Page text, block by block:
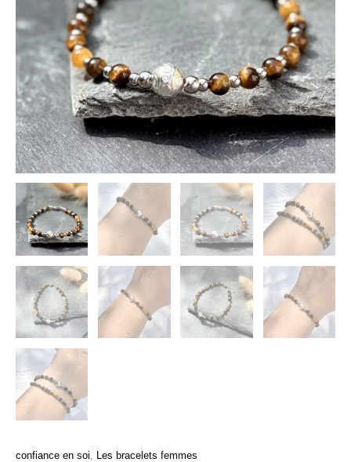
confiance en soi Les bracelets femmes